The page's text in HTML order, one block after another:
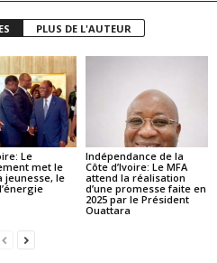
PLUS DE L'AUTEUR
Le
met le
jeunesse, le
Indépendance de la
Côte d’Ivoire: Le MFA
attend la réalisation
d’une promesse faite en
2025 par le Président
Ouattara